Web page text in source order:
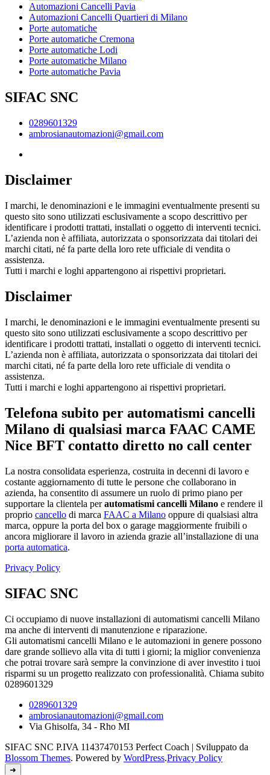
Automazioni Cancelli Pavia
Automazioni Cancelli Quartieri di Milano
Porte automatiche
Porte automatiche Cremona
Porte automatiche Lodi
Porte automatiche Milano
Porte automatiche Pavia
SIFAC SNC
0289601329
ambrosianautomazioni@gmail.com
Disclaimer
I marchi, le denominazioni e le immagini eventualmente presenti su
questo sito sono utilizzati esclusivamente a scopo descrittivo per
identificare i prodotti trattati, installati o oggetto di interventi tecnici.
L’azienda non è affiliata, autorizzata o sponsorizzata dai titolari dei
marchi citati, né fa parte della loro rete ufficiale di vendita o
assistenza.
Tutti i marchi e loghi appartengono ai rispettivi proprietari.
Disclaimer
I marchi, le denominazioni e le immagini eventualmente presenti su
questo sito sono utilizzati esclusivamente a scopo descrittivo per
identificare i prodotti trattati, installati o oggetto di interventi tecnici.
L’azienda non è affiliata, autorizzata o sponsorizzata dai titolari dei
marchi citati, né fa parte della loro rete ufficiale di vendita o
assistenza.
Tutti i marchi e loghi appartengono ai rispettivi proprietari.
Telefona subito per automatismi cancelli
Milano di qualsiasi marca FAAC CAME
Nice BFT contatto diretto no call center
La nostra consolidata esperienza, costruita in decenni di lavoro e
costante aggiornamento di tutte le persone che collaborano in
azienda, ha consentito di assumere un ruolo di primo piano per
supportare la clientela perautomatismi cancelli Milano e rendere il
proprio cancello di marca FAAC a Milano oppure di qualsiasi altra
marca, oppure la porta del box o garage maggiormente fruibili o
ancora migliorare il lavoro in azienda grazie all’installazione di una
porta automatica.
Privacy Policy
SIFAC SNC
Ci occupiamo di nuove installazioni di automatismi cancelli Milano
ma anche di interventi di manutenzione e riparazione.
Gli automatismi cancelli Milano e le automazioni in genere possono
dare grande sollievo alla vita di tutti i giorni; la miglior convenienza
che potrai trovare sarà sempre la convinzione di aver investito i tuoi
risparmi su un progetto realizzato con professionalità. Chiama subito
0289601329
0289601329
ambrosianautomazioni@gmail.com
Via Ghisolfa, 34 - Rho MI
SIFAC SNC P.IVA 11437470153 Perfect Coach | Sviluppato da
Blossom Themes. Powered by WordPress.Privacy Policy
➜